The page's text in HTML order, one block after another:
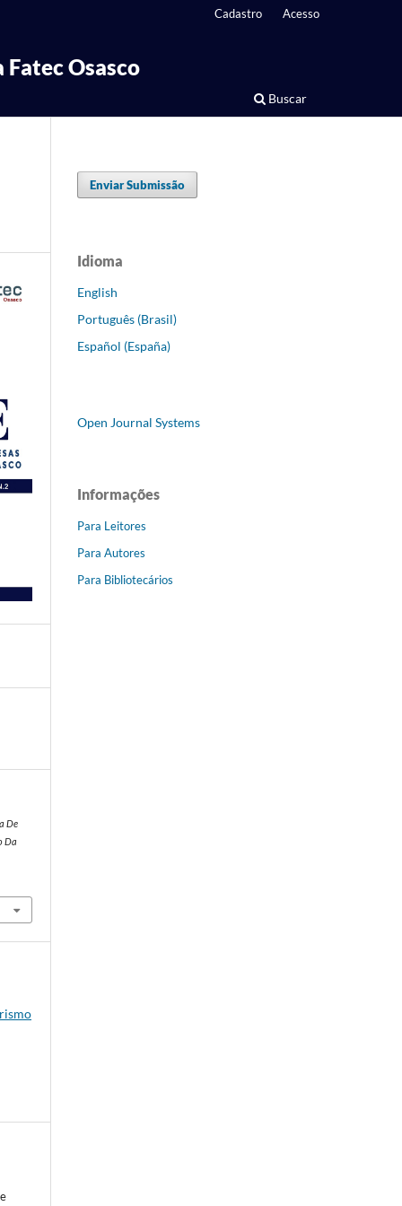
Fatec Osasco
Buscar
Cadastro Acesso
De
Da
Enviar Submissão
Idioma
English
Português (Brasil)
Español (España)
Open Journal Systems
Informações
Para Leitores
Para Autores
Para Bibliotecários